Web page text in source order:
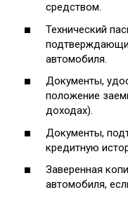
средством.
Технический
автомобиля.
Документы,
положение
доходах).
Документы,
кредитную
Заверенная
автомобиля,